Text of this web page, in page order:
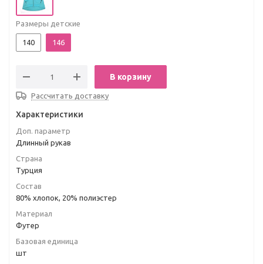
Размеры детские
140 146
В корзину
Рассчитать доставку
Характеристики
Доп. параметр
Длинный рукав
Страна
Турция
Состав
80% хлопок, 20% полиэстер
Материал
Футер
Базовая единица
шт